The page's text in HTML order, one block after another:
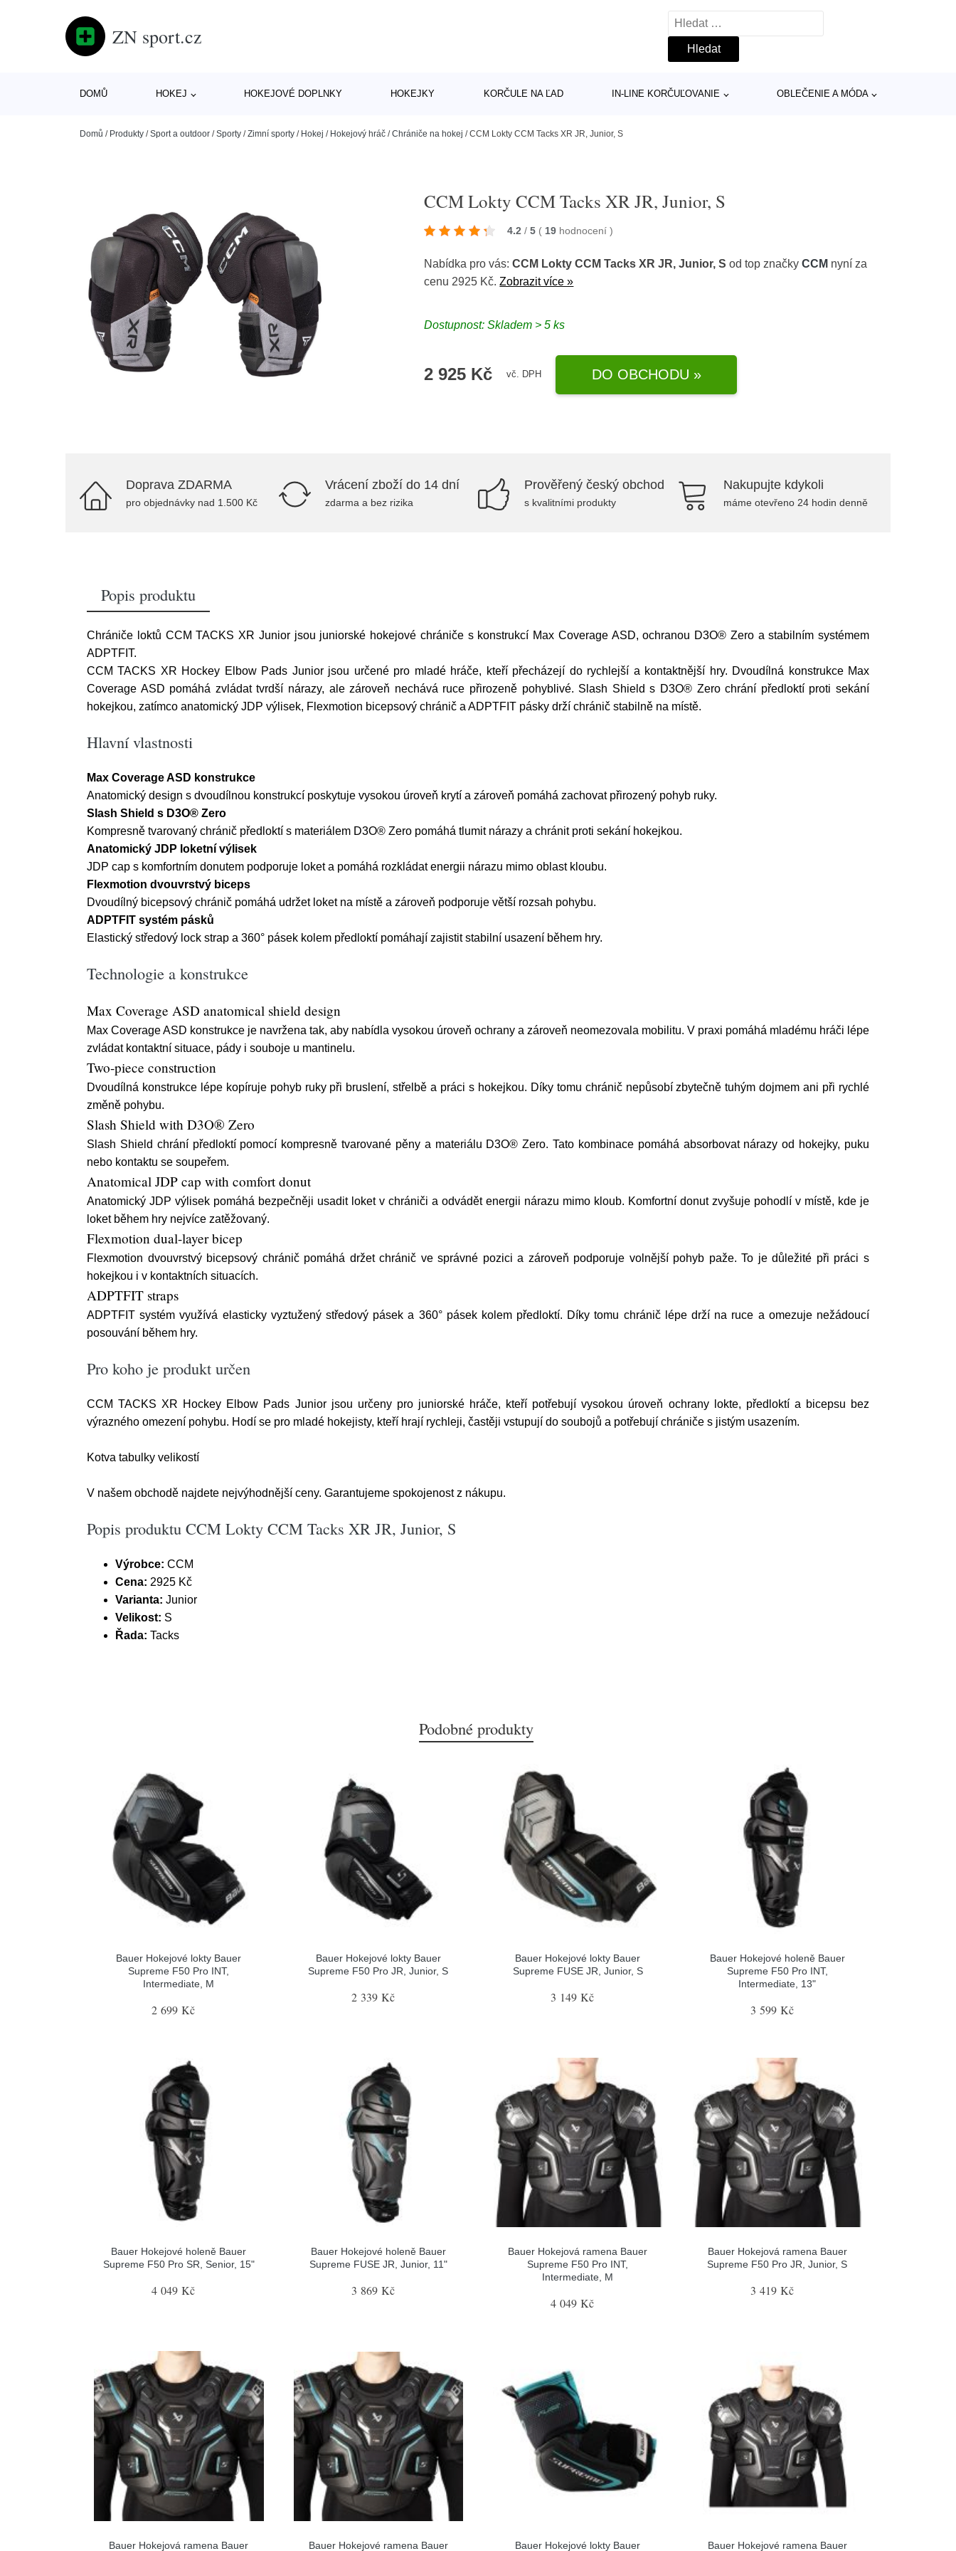
ZN sport.cz
Vyhledávání
DOMŮ HOKEJ HOKEJOVÉ DOPLNKY HOKEJKY KORČULE NA ĽAD IN-LINE KORČUĽOVANIE OBLEČENIE A MÓDA
Domů / Produkty /Sport a outdoor /Sporty /Zimní sporty / Hokej / Hokejový hráč /Chrániče na hokej /CCM Lokty CCM Tacks XR JR, Junior, S
CCM Lokty CCM Tacks XR JR, Junior, S
4.2 / 5 ( 19 hodnocení)
Nabídka pro vás:CCM Lokty CCM Tacks XR JR, Junior, S od top značkyCCM nyní za
cenu 2925 Kč.Zobrazit více »
Dostupnost: Skladem > 5 ks
2 925 Kč vč. DPH DO OBCHODU »
Doprava ZDARMA
pro objednávky nad 1.500 Kč
Vrácení zboží do 14 dní
zdarma a bez rizika
Prověřený český obchod
s kvalitními produkty
Nakupujte kdykoli
máme otevřeno 24 hodin denně
Popis produktu
Chrániče loktů CCM TACKS XR Junior jsou juniorské hokejové chrániče s konstrukcí Max Coverage ASD, ochranou D3O® Zero a stabilním systémem
ADPTFIT.
CCM TACKS XR Hockey Elbow Pads Junior jsou určené pro mladé hráče, kteří přecházejí do rychlejší a kontaktnější hry. Dvoudílná konstrukce Max
Coverage ASD pomáhá zvládat tvrdší nárazy, ale zároveň nechává ruce přirozeně pohyblivé. Slash Shield s D3O® Zero chrání předloktí proti sekání
hokejkou, zatímco anatomický JDP výlisek, Flexmotion bicepsový chránič a ADPTFIT pásky drží chránič stabilně na místě.
Hlavní vlastnosti
Max Coverage ASD konstrukce
Anatomický design s dvoudílnou konstrukcí poskytuje vysokou úroveň krytí a zároveň pomáhá zachovat přirozený pohyb ruky.
Slash Shield s D3O® Zero
Kompresně tvarovaný chránič předloktí s materiálem D3O® Zero pomáhá tlumit nárazy a chránit proti sekání hokejkou.
Anatomický JDP loketní výlisek
JDP cap s komfortním donutem podporuje loket a pomáhá rozkládat energii nárazu mimo oblast kloubu.
Flexmotion dvouvrstvý biceps
Dvoudílný bicepsový chránič pomáhá udržet loket na místě a zároveň podporuje větší rozsah pohybu.
ADPTFIT systém pásků
Elastický středový lock strap a 360° pásek kolem předloktí pomáhají zajistit stabilní usazení během hry.
Technologie a konstrukce
Max Coverage ASD anatomical shield design
Max Coverage ASD konstrukce je navržena tak, aby nabídla vysokou úroveň ochrany a zároveň neomezovala mobilitu. V praxi pomáhá mladému hráči lépe
zvládat kontaktní situace, pády i souboje u mantinelu.
Two-piece construction
Dvoudílná konstrukce lépe kopíruje pohyb ruky při bruslení, střelbě a práci s hokejkou. Díky tomu chránič nepůsobí zbytečně tuhým dojmem ani při rychlé
změně pohybu.
Slash Shield with D3O® Zero
Slash Shield chrání předloktí pomocí kompresně tvarované pěny a materiálu D3O® Zero. Tato kombinace pomáhá absorbovat nárazy od hokejky, puku
nebo kontaktu se soupeřem.
Anatomical JDP cap with comfort donut
Anatomický JDP výlisek pomáhá bezpečněji usadit loket v chrániči a odvádět energii nárazu mimo kloub. Komfortní donut zvyšuje pohodlí v místě, kde je
loket během hry nejvíce zatěžovaný.
Flexmotion dual-layer bicep
Flexmotion dvouvrstvý bicepsový chránič pomáhá držet chránič ve správné pozici a zároveň podporuje volnější pohyb paže. To je důležité při práci s
hokejkou i v kontaktních situacích.
ADPTFIT straps
ADPTFIT systém využívá elasticky vyztužený středový pásek a 360° pásek kolem předloktí. Díky tomu chránič lépe drží na ruce a omezuje nežádoucí
posouvání během hry.
Pro koho je produkt určen
CCM TACKS XR Hockey Elbow Pads Junior jsou určeny pro juniorské hráče, kteří potřebují vysokou úroveň ochrany lokte, předloktí a bicepsu bez
výrazného omezení pohybu. Hodí se pro mladé hokejisty, kteří hrají rychleji, častěji vstupují do soubojů a potřebují chrániče s jistým usazením.
Kotva tabulky velikostí
V našem obchodě najdete nejvýhodnější ceny. Garantujeme spokojenost z nákupu.
Popis produktu CCM Lokty CCM Tacks XR JR, Junior, S
Výrobce: CCM
Cena: 2925 Kč
Varianta: Junior
Velikost: S
Řada: Tacks
Podobné produkty
Bauer Hokejové lokty Bauer
Supreme F50 Pro INT,
Intermediate, M
2 699 Kč
Bauer Hokejové lokty Bauer
Supreme F50 Pro JR, Junior, S
2 339 Kč
Bauer Hokejové lokty Bauer
Supreme FUSE JR, Junior, S
3 149 Kč
Bauer Hokejové holeně Bauer
Supreme F50 Pro INT,
Intermediate, 13"
3 599 Kč
Bauer Hokejové holeně Bauer
Supreme F50 Pro SR, Senior, 15"
4 049 Kč
Bauer Hokejové holeně Bauer
Supreme FUSE JR, Junior, 11"
3 869 Kč
Bauer Hokejová ramena Bauer
Supreme F50 Pro INT,
Intermediate, M
4 049 Kč
Bauer Hokejová ramena Bauer
Supreme F50 Pro JR, Junior, S
3 419 Kč
Bauer Hokejová ramena Bauer Bauer Hokejové ramena Bauer Bauer Hokejové lokty Bauer Bauer Hokejové ramena Bauer